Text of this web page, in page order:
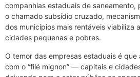
companhias estaduais de saneamento,
o chamado subsídio cruzado,
dos municípios mais rentáveis viabiliza
cidades pequenas e pobres.
O temor das empresas estaduais é
com o “filé mignon” — capitais e